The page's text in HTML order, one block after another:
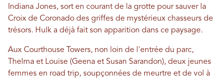
Indiana Jones, sort en courant de la grotte pour sauver la
Croix de Coronado des griffes de mystérieux chasseurs de
trésors. Hulk a déjà fait son apparition dans ce paysage.
Aux Courthouse Towers, non loin de l'entrée du parc,
Thelma et Louise (Geena et Susan Sarandon), deux jeunes
femmes en road trip, soupçonnées de meurtre et de vol à